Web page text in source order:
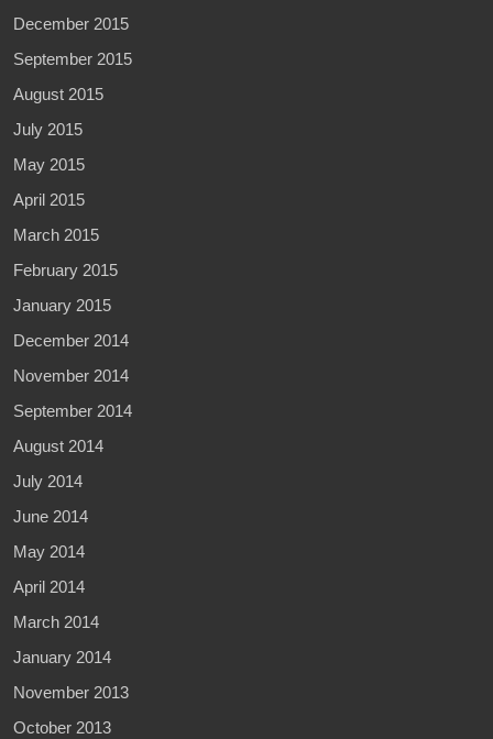
December 2015
September 2015
August 2015
July 2015
May 2015
April 2015
March 2015
February 2015
January 2015
December 2014
November 2014
September 2014
August 2014
July 2014
June 2014
May 2014
April 2014
March 2014
January 2014
November 2013
October 2013